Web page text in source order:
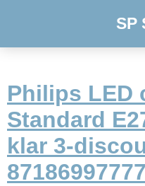
SP
Philips LED
Standard
klar 3-